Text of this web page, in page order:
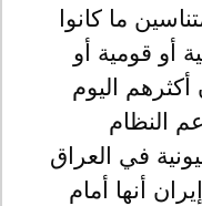
ما كانوا
أو قومية أو
اليوم
النظام
في العراق
إيران أنها أمام